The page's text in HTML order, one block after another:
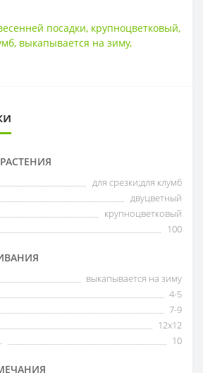
посадки, крупноцветковый,
, выкапывается на зиму,
для срезки;для клумб
двуцветный
крупноцветковый
100
выкапывается на зиму
4-5
7-9
12х12
10